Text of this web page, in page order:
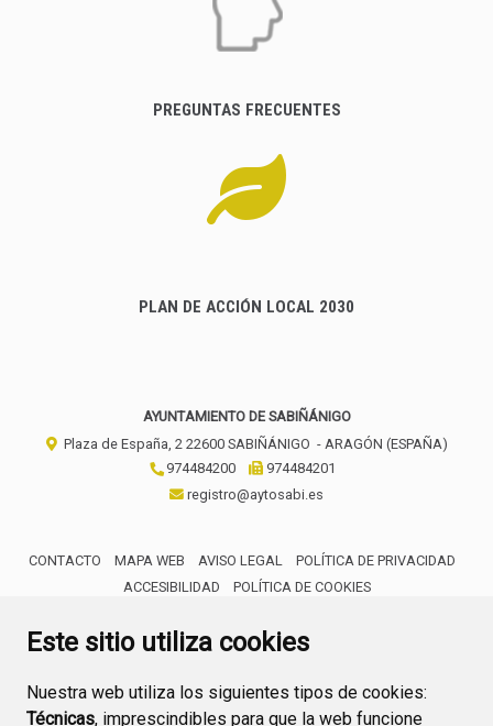
Este sitio utiliza cookies
Nuestra web utiliza los siguientes tipos de cookies:
Técnicas, imprescindibles para que la web funcione
PREGUNTAS FRECUENTES
PLAN DE ACCIÓN LOCAL 2030
AYUNTAMIENTO DE SABIÑÁNIGO
Plaza de España, 2 22600 SABIÑÁNIGO - ARAGÓN (ESPAÑA)
974484200
974484201
registro@aytosabi.es
CONTACTO MAPA WEB AVISO LEGAL
POLÍTICA DE PRIVACIDAD
ACCESIBILIDAD
POLÍTICA DE COOKIES